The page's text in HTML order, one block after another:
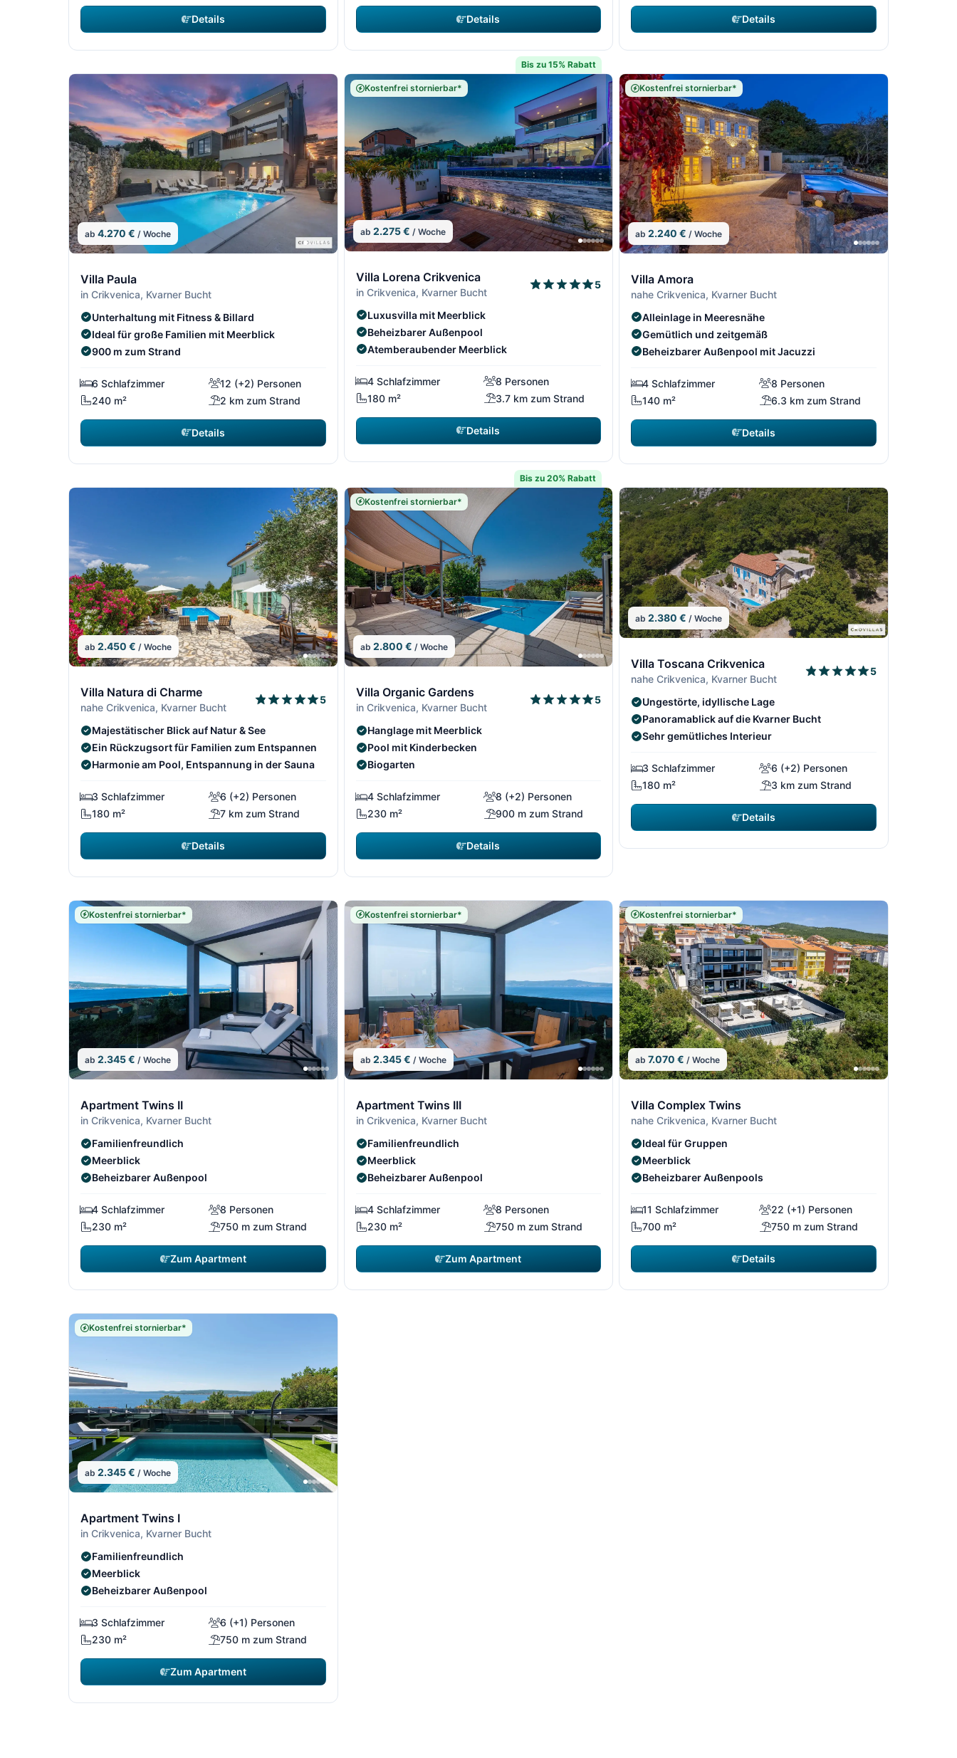
Details Details Details
ab 4.270 € / Woche
Villa Paula
in Crikvenica, Kvarner Bucht
Unterhaltung mit Fitness & Billard
Ideal für große Familien mit Meerblick
900 m zum Strand
6 Schlafzimmer
12 (+2) Personen
240 m²
2 km zum Strand
Details
Bis zu 15% Rabatt
Kostenfrei stornierbar*
ab 2.275 € / Woche
Villa Lorena Crikvenica
in Crikvenica, Kvarner Bucht
5
Luxusvilla mit Meerblick
Beheizbarer Außenpool
Atemberaubender Meerblick
4 Schlafzimmer
8 Personen
180 m²
3.7 km zum Strand
Details
Kostenfrei stornierbar*
ab2.240 € / Woche
Villa Amora
nahe Crikvenica, Kvarner Bucht
Alleinlage in Meeresnähe
Gemütlich und zeitgemäß
Beheizbarer Außenpool mit Jacuzzi
4 Schlafzimmer
8 Personen
140 m²
6.3 km zum Strand
Details
7/13
ab 2.450 € / Woche
Villa Natura di Charme
nahe Crikvenica, Kvarner Bucht
5
Majestätischer Blick auf Natur & See
Ein Rückzugsort für Familien zum Entspannen
Harmonie am Pool, Entspannung in der Sauna
3 Schlafzimmer
6 (+2) Personen
180 m²
7 km zum Strand
Details
Bis zu 20% Rabatt
8/13
Kostenfrei stornierbar*
ab 2.800 € / Woche
Villa Organic Gardens
in Crikvenica, Kvarner Bucht
5
Hanglage mit Meerblick
Pool mit Kinderbecken
Biogarten
4 Schlafzimmer
8 (+2) Personen
230 m²
900 m zum Strand
Details
ab2.380 € / Woche
Villa Toscana Crikvenica
nahe Crikvenica, Kvarner Bucht
5
Ungestörte, idyllische Lage
Panoramablick auf die Kvarner Bucht
Sehr gemütliches Interieur
3 Schlafzimmer
6 (+2) Personen
180 m²
3 km zum Strand
Details
Kostenfrei stornierbar*
ab 2.345 € / Woche
Apartment Twins II
in Crikvenica, Kvarner Bucht
Familienfreundlich
Meerblick
Beheizbarer Außenpool
4 Schlafzimmer
8 Personen
230 m²
750 m zum Strand
Zum Apartment
Kostenfrei stornierbar*
ab 2.345 € / Woche
Apartment Twins III
in Crikvenica, Kvarner Bucht
Familienfreundlich
Meerblick
Beheizbarer Außenpool
4 Schlafzimmer
8 Personen
230 m²
750 m zum Strand
Zum Apartment
Kostenfrei stornierbar*
ab7.070 € / Woche
Villa Complex Twins
nahe Crikvenica, Kvarner Bucht
Ideal für Gruppen
Meerblick
Beheizbarer Außenpools
11 Schlafzimmer
22 (+1) Personen
700 m²
750 m zum Strand
Details
Kostenfrei stornierbar*
ab 2.345 € / Woche
Apartment Twins I
in Crikvenica, Kvarner Bucht
Familienfreundlich
Meerblick
Beheizbarer Außenpool
3 Schlafzimmer
6 (+1) Personen
230 m²
750 m zum Strand
Zum Apartment